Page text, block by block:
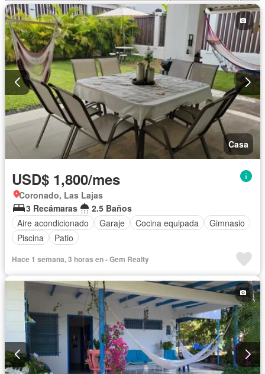
Casa
USD$ 1,800/mes
Coronado, Las Lajas
3 Recámaras
2.5 Baños
Aire acondicionado
Garaje Cocina equipada
Gimnasio
Piscina
Patio
Hace 1 semana, 3 horas en - Gem Realty